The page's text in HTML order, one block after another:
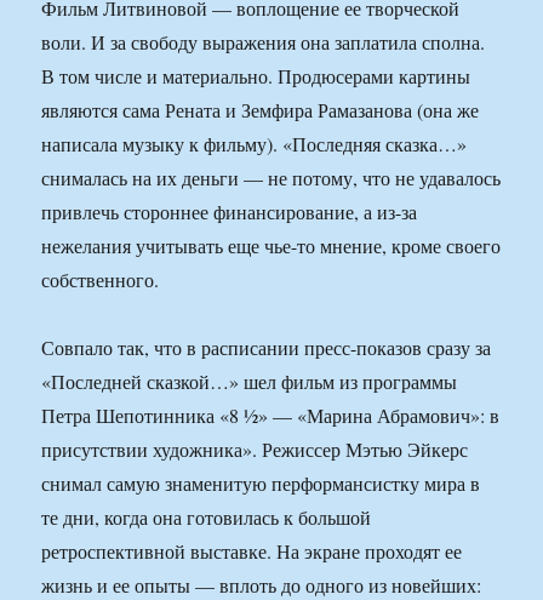
Фильм Литвиновой — воплощение ее творческой
воли. И за свободу выражения она заплатила сполна.
В том числе и материально. Продюсерами картины
являются сама Рената и Земфира Рамазанова (она же
написала музыку к фильму). «Последняя сказка…»
снималась на их деньги — не потому, что не удавалось
привлечь стороннее финансирование, а из-за
нежелания учитывать еще чье-то мнение, кроме своего
собственного.
Совпало так, что в расписании пресс-показов сразу за
«Последней сказкой…» шел фильм из программы
Петра Шепотинника «8 ½» — «Марина Абрамович»: в
присутствии художника». Режиссер Мэтью Эйкерс
снимал самую знаменитую перформансистку мира в
те дни, когда она готовилась к большой
ретроспективной выставке. На экране проходят ее
жизнь и ее опыты — вплоть до одного из новейших: